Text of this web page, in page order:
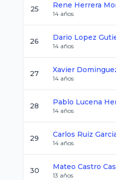
25 Rene Herrera
14 años
26 Dario Lopez
14 años
27 Xavier
14 años
28 Pablo Lucena
14 años
29 Carlos Ruiz
14 años
30 Mateo Castro
13 años